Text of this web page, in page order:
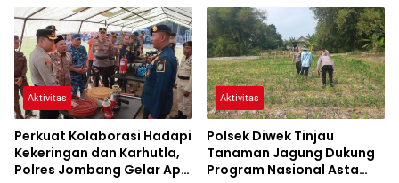
Aktivitas
Perkuat Kolaborasi Hadapi
Kekeringan dan Karhutla,
Polres Jombang Gelar Apel
Aktivitas
Polsek Diwek Tinjau
Tanaman Jagung Dukung
Program Nasional Asta